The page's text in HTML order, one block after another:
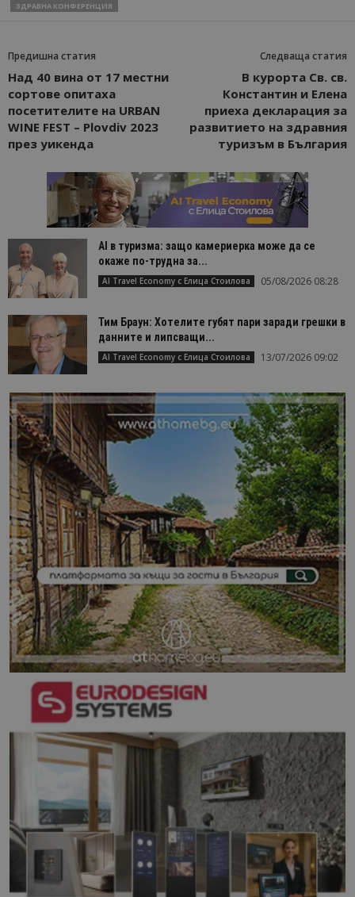
ЗДРАВНА КОНФЕРЕНЦИЯ
Предишна статия
Над 40 вина от 17 местни
сортове опитаха
посетителите на URBAN
WINE FEST – Plovdiv 2023
през уикенда
Следваща статия
В курорта Св. св.
Константин и Елена
приеха декларация за
развитието на здравния
туризъм в България
AI в туризма: защо камериерка може да се
окаже по-трудна за...
AI Travel Economy с Елица Стоилова 05/08/2026 08:28
Тим Браун: Хотелите губят пари заради грешки в
данните и липсващи...
AI Travel Economy с Елица Стоилова 13/07/2026 09:02